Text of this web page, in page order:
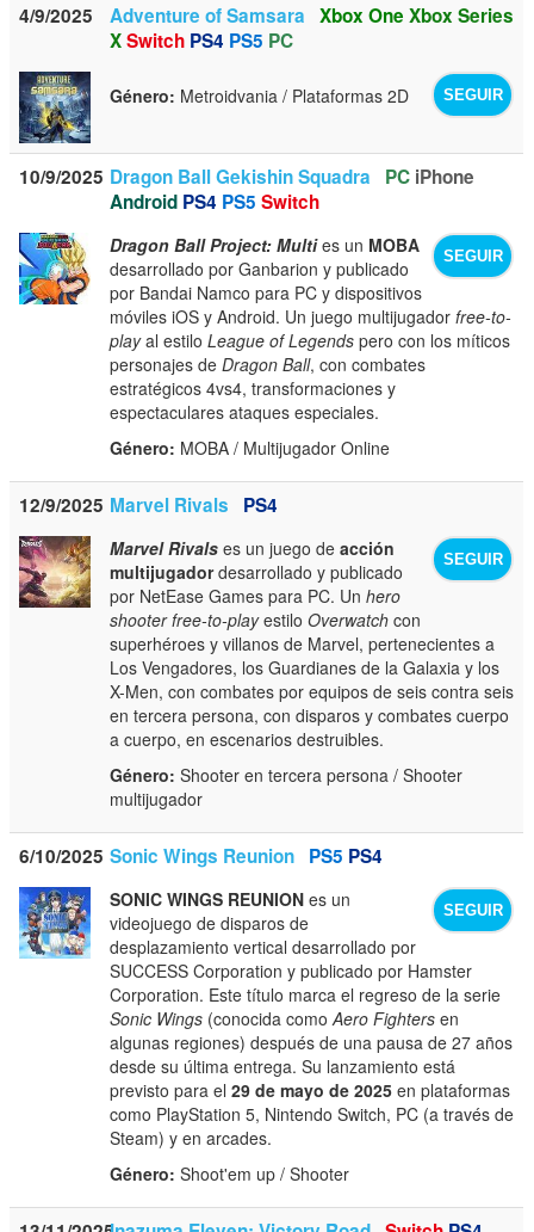
4/9/2025 Adventure of Samsara Xbox One Xbox Series
XSwitch PS4 PS5 PC
SEGUIR
Género: Metroidvania / Plataformas 2D
10/9/2025 Dragon Ball Gekishin Squadra PC iPhone
Android PS4 PS5 Switch
SEGUIR
Dragon Ball Project: Multies un MOBA
desarrollado por Ganbarion y publicado
por Bandai Namco para PC y dispositivos
móviles iOS y Android. Un juego multijugadorfree-to-
playal estiloLeague of Legends pero con los míticos
personajes deDragon Ball, con combates
estratégicos 4vs4, transformaciones y
espectaculares ataques especiales.
Género: MOBA / Multijugador Online
12/9/2025 Marvel Rivals PS4
SEGUIR
Marvel Rivals es un juego deacción
multijugadordesarrollado y publicado
por NetEase Games para PC. Unhero
shooter free-to-playestiloOverwatch con
superhéroes y villanos de Marvel, pertenecientes a
Los Vengadores, los Guardianes de la Galaxia y los
X-Men, con combates por equipos de seis contra seis
en tercera persona, con disparos y combates cuerpo
a cuerpo, en escenarios destruibles.
Género: Shooter en tercera persona / Shooter
multijugador
6/10/2025 Sonic Wings Reunion PS5 PS4
SEGUIR
SONIC WINGS REUNION es un
videojuego de disparos de
desplazamiento vertical desarrollado por
SUCCESS Corporation y publicado por Hamster
Corporation. Este título marca el regreso de la serie
Sonic Wings (conocida comoAero Fighters en
algunas regiones) después de una pausa de 27 años
desde su última entrega. Su lanzamiento está
previsto para el29 de mayo de 2025 en plataformas
como PlayStation 5, Nintendo Switch, PC (a través de
Steam) y en arcades.
Género: Shoot'em up / Shooter